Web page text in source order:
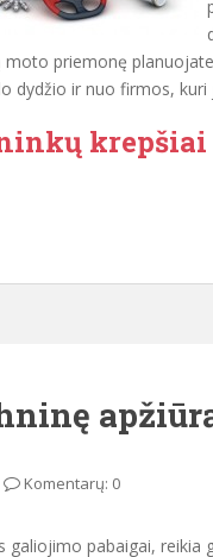
priemonę
dydžio ir nuo firmos,
krepšiai
Komentarų: 0
galiojimo pabaigai, reikia